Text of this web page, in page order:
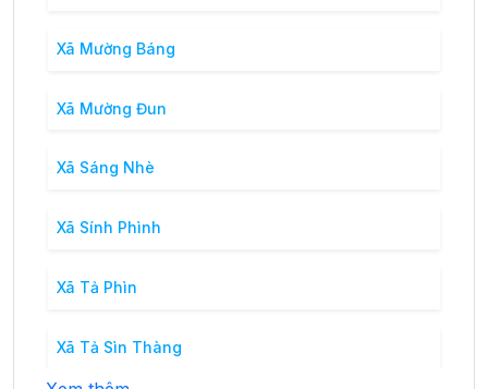
Xã Mường Báng
Xã Mường Đun
Xã Sáng Nhè
Xã Sính Phình
Xã Tả Phìn
Xã Tả Sìn Thàng